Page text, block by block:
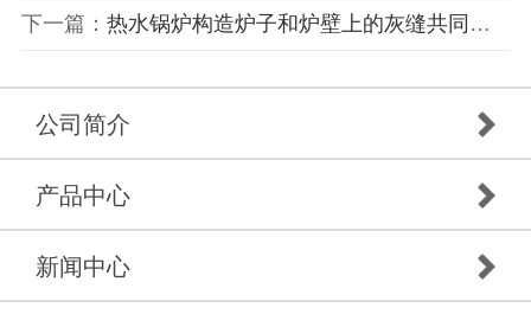
下一篇： 热水锅炉构造炉子和炉壁上的灰缝共同获得相对较好的强度
公司简介
产品中心
新闻中心